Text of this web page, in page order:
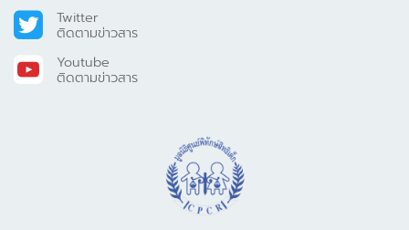
Twitter
ติดตามข่าวสาร
Youtube
ติดตามข่าวสาร